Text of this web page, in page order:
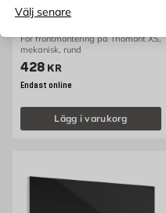
Välj senare
Spolknapp XS dubbel
Gustavsberg
För frontmontering på Triomont XS,
mekanisk, rund
Pris 428 kr
428 KR
Endast online
Lägg i varukorg